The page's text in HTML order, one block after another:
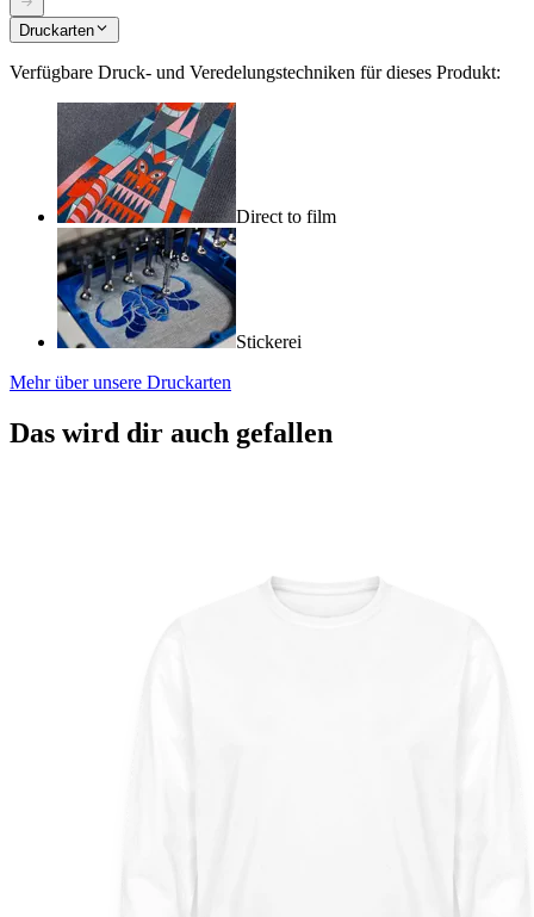
Druckarten
Verfügbare Druck- und Veredelungstechniken für dieses Produkt:
Direct to film
Stickerei
Mehr über unsere Druckarten
Das wird dir auch gefallen